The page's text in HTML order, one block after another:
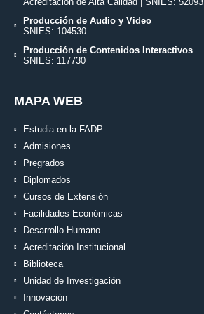
Producción de Audio y Video
SNIES: 104530
Producción de Contenidos Interactivos
SNIES: 117730
MAPA WEB
Estudia en la FADP
Admisiones
Pregrados
Diplomados
Cursos de Extensión
Facilidades Económicas
Desarrollo Humano
Acreditación Institucional
Biblioteca
Unidad de Investigación
Innovación